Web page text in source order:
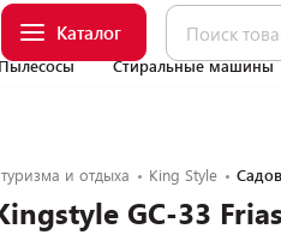
Каталог
Пылесосы Стиральные машины
и отдыха King Style
GC-33